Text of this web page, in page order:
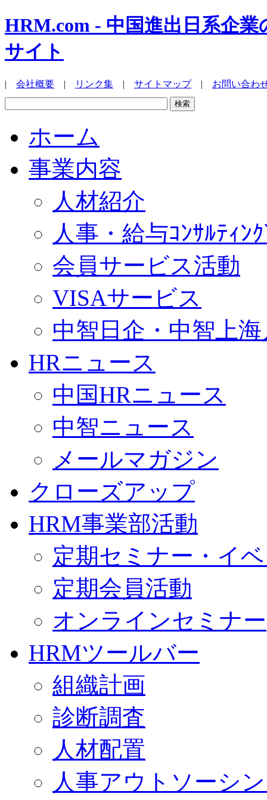
HRM.com - 中国進出日系企
サイト
| 会社概要 | リンク集 | サイトマップ| お問い合わ
ホーム
事業内容
人材紹介
人事・給与ｺﾝｻﾙﾃｨﾝ
会員サービス活動
VISAサービス
中智日企・中智上
HRニュース
中国HRニュース
中智ニュース
メールマガジン
クローズアップ
HRM事業部活動
定期セミナー・イ
定期会員活動
オンラインセミナー
HRMツールバー
組織計画
診断調査
人材配置
人事アウトソーシ